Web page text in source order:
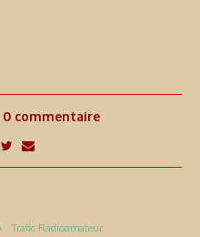
0 commentaire
Trafic Radioamateur